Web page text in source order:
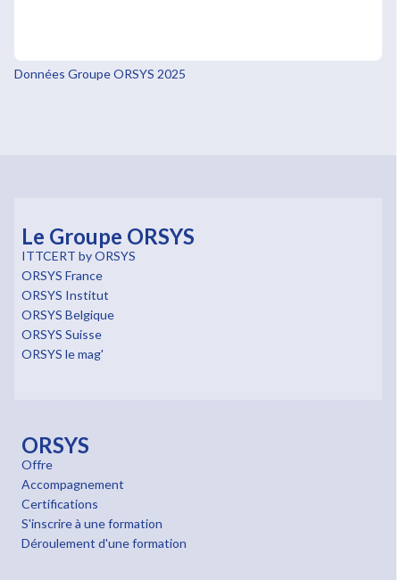
Données Groupe ORSYS 2025
Le Groupe ORSYS
ITTCERT by ORSYS
ORSYS France
ORSYS Institut
ORSYS Belgique
ORSYS Suisse
ORSYS le mag'
ORSYS
Offre
Accompagnement
Certifications
S'inscrire à une formation
Déroulement d'une formation